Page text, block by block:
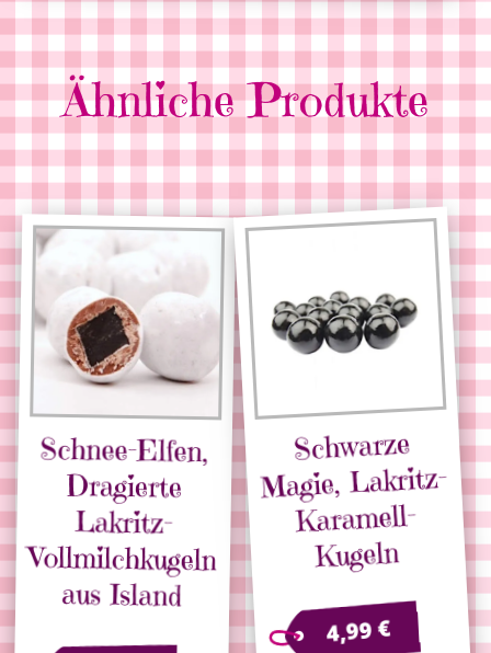
Ähnliche Produkte
Schnee-Elfen,
Dragierte
Lakritz-
Vollmilchkugeln
aus Island
Schwarze
Magie, Lakritz-
Karamell-
Kugeln
4,99€